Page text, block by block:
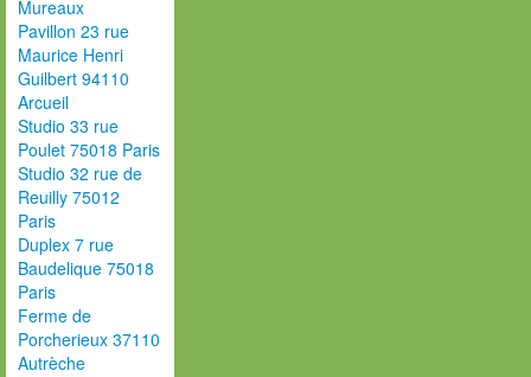
Mureaux
Pavillon 23 rue
Maurice Henri
Guilbert 94110
Arcueil
Studio 33 rue
Poulet 75018 Paris
Studio 32 rue de
Reuilly 75012
Paris
Duplex 7 rue
Baudelique 75018
Paris
Ferme de
Porcherieux 37110
Autrèche